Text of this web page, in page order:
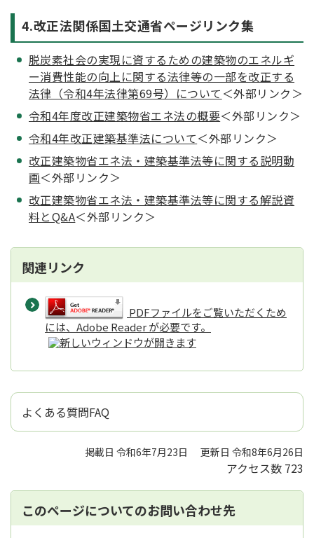
4.改正法関係国土交通省ページリンク集
脱炭素社会の実現に資するための建築物のエネルギ
ー消費性能の向上に関する法律等の一部を改正する
法律（令和4年法律第69号）について ＜外部リンク＞
令和4年度改正建築物省エネ法の概要＜外部リンク＞
令和4年改正建築基準法について＜外部リンク＞
改正建築物省エネ法・建築基準法等に関する説明動
画＜外部リンク＞
改正建築物省エネ法・建築基準法等に関する解説資
料とQ&A＜外部リンク＞
関連リンク
PDFファイルをご覧いただくため
には、Adobe Reader が必要です。
よくある質問FAQ
掲載日 令和6年7月23日 更新日 令和8年6月26日
アクセス数 723
このページについてのお問い合わせ先